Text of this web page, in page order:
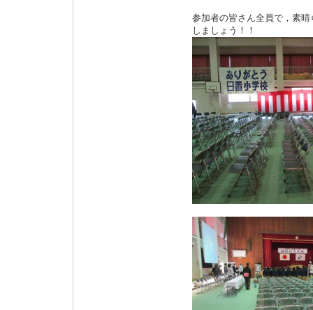
参加者の皆さん全員で，素
しましょう！！